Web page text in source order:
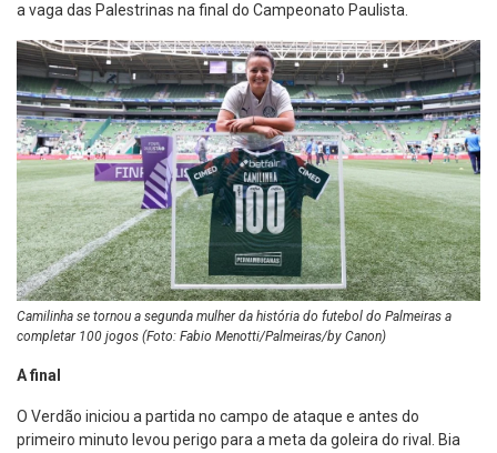
a vaga das Palestrinas na final do Campeonato Paulista.
Camilinha se tornou a segunda mulher da história do futebol do Palmeiras a
completar 100 jogos (Foto: Fabio Menotti/Palmeiras/by Canon)
A final
O Verdão iniciou a partida no campo de ataque e antes do
primeiro minuto levou perigo para a meta da goleira do rival. Bia